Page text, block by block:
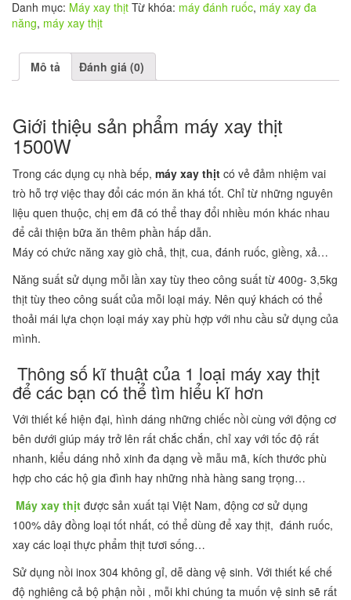
Danh mục: Máy xay thịt Từ khóa: máy đánh ruốc, máy xay đa
năng, máy xay thịt
Mô tả Đánh giá (0)
Giới thiệu sản phẩm máy xay thịt
1500W
Trong các dụng cụ nhà bếp, máy xay thịt có vẻ đảm nhiệm vai
trò hỗ trợ việc thay đổi các món ăn khá tốt. Chỉ từ những nguyên
liệu quen thuộc, chị em đã có thể thay đổi nhiều món khác nhau
để cải thiện bữa ăn thêm phần hấp dẫn.
Máy có chức năng xay giò chả, thịt, cua, đánh ruốc, giềng, xả…
Năng suất sử dụng mỗi lần xay tùy theo công suất từ 400g- 3,5kg
thịt tùy theo công suất của mỗi loại máy. Nên quý khách có thể
thoải mái lựa chọn loại máy xay phù hợp với nhu cầu sử dụng của
mình.
Thông số kĩ thuật của 1 loại máy xay thịt
để các bạn có thể tìm hiểu kĩ hơn
Với thiết kế hiện đại, hình dáng những chiếc nồi cùng với động cơ
bên dưới giúp máy trở lên rất chắc chắn, chỉ xay với tốc độ rất
nhanh, kiểu dáng nhỏ xinh đa dạng về mẫu mã, kích thước phù
hợp cho các hộ gia đình hay những nhà hàng sang trọng…
Máy xay thịt được sản xuất tại Việt Nam, động cơ sử dụng
100% dây đồng loại tốt nhất, có thể dùng để xay thịt, đánh ruốc,
xay các loại thực phẩm thịt tươi sống…
Sử dụng nồi inox 304 không gỉ, dễ dàng vệ sinh. Với thiết kế chế
độ nghiêng cả bộ phận nồi , mỗi khi chúng ta muốn vệ sinh sẽ rất